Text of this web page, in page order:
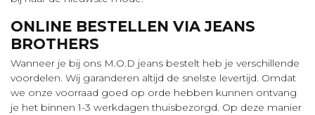
ONLINE BESTELLEN VIA JEANS
BROTHERS
Wanneer je bij ons M.O.D jeans bestelt heb je verschillende
voordelen. Wij garanderen altijd de snelste levertijd. Omdat
we onze voorraad goed op orde hebben kunnen ontvang
je het binnen 1-3 werkdagen thuisbezorgd. Op deze manier